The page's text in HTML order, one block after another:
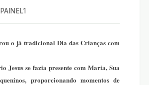
PAINEL1
o já tradicional Dia das Crianças com
Jesus se fazia presente com Maria, Sua
proporcionando momentos de